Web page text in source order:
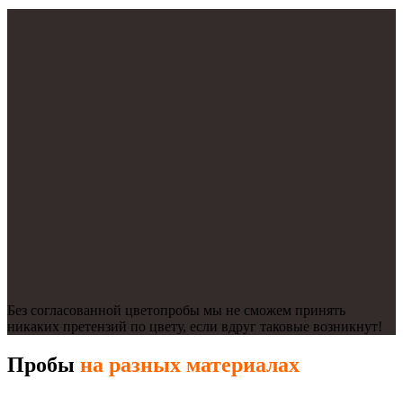
Без согласованной цветопробы мы не сможем принять
никаких претензий по цвету, если вдруг таковые возникнут!
Пробы на разных материалах